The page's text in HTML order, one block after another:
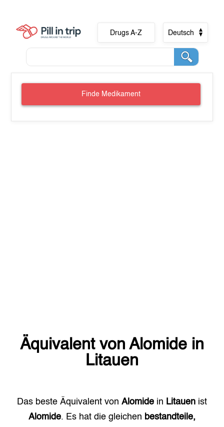
Drugs A-Z Deutsch
Finde Medikament
Äquivalent von Alomide in
Litauen
Das beste Äquivalent von Alomide in Litauen ist
Alomide. Es hat die gleichen bestandteile,